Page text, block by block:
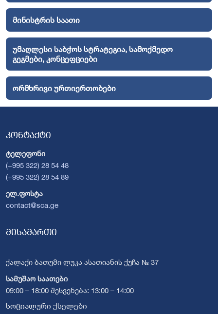
მინისტრის საათი
უმაღლესი საბჭოს სტრატეგია, სამოქმედო
გეგმები, კონცეფციები
ორმხრივი ურთიერთობები
კონტაქტი
ტელეფონი
(+995 322) 28 54 48
(+995 322) 28 54 89
ელ.ფოსტა
contact@sca.ge
მისამართი
ქალაქი ბათუმი ლუკა ასათიანის ქუჩა № 37
სამუშაო საათები
09:00 – 18:00 შესვენება: 13:00 – 14:00
სოციალური ქსელები